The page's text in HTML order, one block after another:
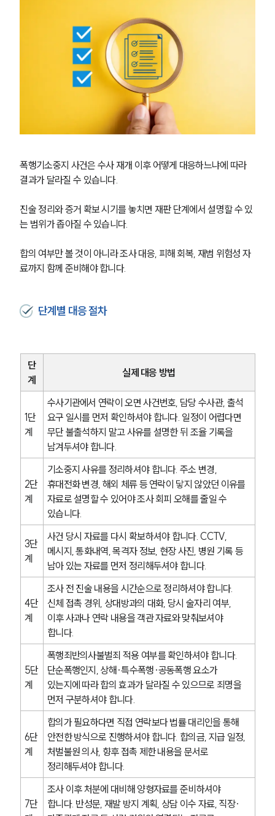
사례분석/최신동향
형사 법률정보
법률지식인
형사소송·상담후기
업무분야
형사그룹 업무
전체
구성원 소개
언론보도
공지사항
뉴스레터/브로슈어
대륜법률상담예약
대륜법률상담예약
폭행기소중지 사건은 수사 재개 이후 어떻게 대응하느냐에 따라
결과가 달라질 수 있습니다.
진술 정리와 증거 확보 시기를 놓치면 재판 단계에서 설명할 수 있
는 범위가 좁아질 수 있습니다.
합의 여부만 볼 것이 아니라 조사 대응, 피해 회복, 재범 위험성 자
료까지 함께 준비해야 합니다.
단계별 대응 절차
단
계
실제 대응 방법
1단
계
수사기관에서 연락이 오면 사건번호, 담당 수사관, 출석
요구 일시를 먼저 확인하셔야 합니다. 일정이 어렵다면
무단 불출석하지 말고 사유를 설명한 뒤 조율 기록을
남겨두셔야 합니다.
2단
계
기소중지 사유를 정리하셔야 합니다. 주소 변경,
휴대전화 변경, 해외 체류 등 연락이 닿지 않았던 이유를
자료로 설명할 수 있어야 조사 회피 오해를 줄일 수
있습니다.
3단
계
사건 당시 자료를 다시 확보하셔야 합니다. CCTV,
메시지, 통화내역, 목격자 정보, 현장 사진, 병원 기록 등
남아 있는 자료를 먼저 정리해두셔야 합니다.
4단
계
조사 전 진술 내용을 시간순으로 정리하셔야 합니다.
신체 접촉 경위, 상대방과의 대화, 당시 술자리 여부,
이후 사과나 연락 내용을 객관 자료와 맞춰보셔야
합니다.
5단
계
폭행죄반의사불벌죄 적용 여부를 확인하셔야 합니다.
단순폭행인지, 상해·특수폭행·공동폭행 요소가
있는지에 따라 합의 효과가 달라질 수 있으므로 죄명을
먼저 구분하셔야 합니다.
6단
계
합의가 필요하다면 직접 연락보다 법률 대리인을 통해
안전한 방식으로 진행하셔야 합니다. 합의금, 지급 일정,
처벌불원 의사, 향후 접촉 제한 내용을 문서로
정리해두셔야 합니다.
7단
조사 이후 처분에 대비해 양형자료를 준비하셔야
합니다. 반성문, 재발 방지 계획, 상담 이수 자료, 직장·